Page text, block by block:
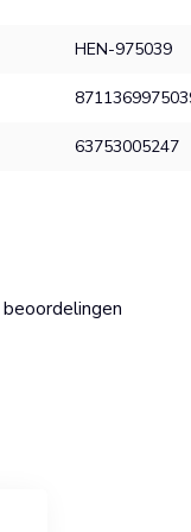
HEN-975039
63753005247
beoordelingen